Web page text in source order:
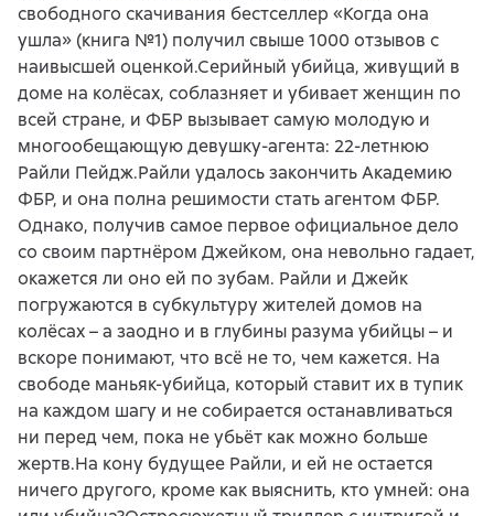
свободного скачивания бестселлер «Когда она
ушла» (книга №1) получил свыше 1000 отзывов с
наивысшей оценкой.Серийный убийца, живущий в
доме на колёсах, соблазняет и убивает женщин по
всей стране, и ФБР вызывает самую молодую и
многообещающую девушку-агента: 22-летнюю
Райли Пейдж.Райли удалось закончить Академию
ФБР, и она полна решимости стать агентом ФБР.
Однако, получив самое первое официальное дело
со своим партнёром Джейком, она невольно гадает,
окажется ли оно ей по зубам. Райли и Джейк
погружаются в субкультуру жителей домов на
колёсах – а заодно и в глубины разума убийцы – и
вскоре понимают, что всё не то, чем кажется. На
свободе маньяк-убийца, который ставит их в тупик
на каждом шагу и не собирается останавливаться
ни перед чем, пока не убьёт как можно больше
жертв.На кону будущее Райли, и ей не остается
ничего другого, кроме как выяснить, кто умней: она